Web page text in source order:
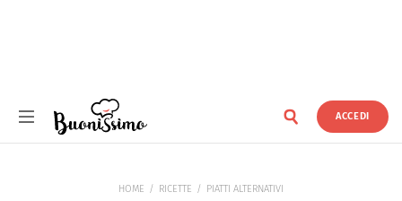
ACCEDI
HOME RICETTE PIATTI ALTERNATIVI